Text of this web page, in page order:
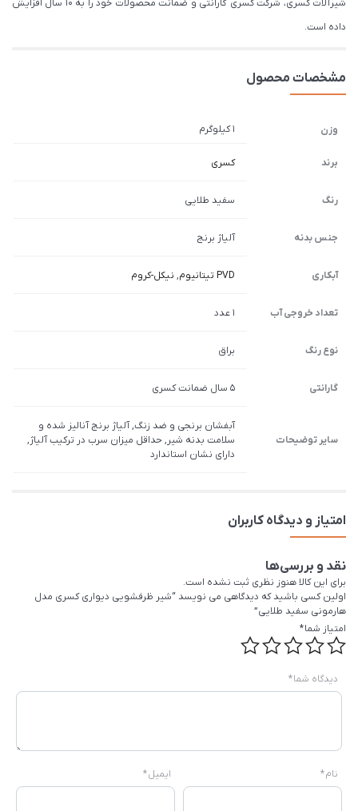
شیرآلات کسری، شرکت کسری گارانتی و ضمانت محصولات خود را به 10 سال افزایش
داده است.
مشخصات محصول
وزن 1 کیلوگرم
برند کسری
رنگ سفید طلایی
جنس بدنه آلیاژ برنج
آبکاری PVD تیتانیوم , نیکل-کروم
تعداد خروجی آب 1 عدد
نوع رنگ براق
گارانتی 5 سال ضمانت کسری
سایر توضیحات
آبفشان برنجی و ضد زنگ, آلیاژ برنج آنالیز شده و
سلامت بدنه شیر, حداقل میزان سرب در ترکیب آلیاژ,
دارای نشان استاندارد
امتیاز و دیدگاه کاربران
نقد و بررسی‌ها
برای این کالا هنوز نظری ثبت نشده است.
اولین کسی باشید که دیدگاهی می نویسد “شیر ظرفشویی دیواری کسری مدل
هارمونی سفید طلایی”
امتیاز شما*
دیدگاه شما*
نام* ایمیل*